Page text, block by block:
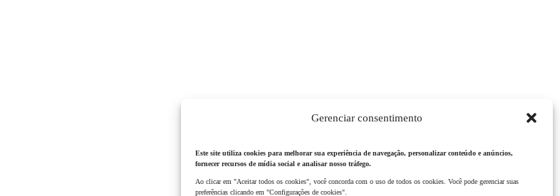
Gerenciar consentimento
Este site utiliza cookies para melhorar sua experiência de navegação, personalizar conteúdo e anúncios,
fornecer recursos de mídia social e analisar nosso tráfego.
Ao clicar em "Aceitar todos os cookies", você concorda com o uso de todos os cookies. Você pode gerenciar suas
preferências clicando em "Configurações de cookies".